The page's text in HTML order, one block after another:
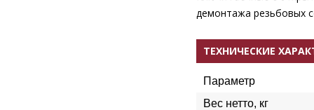
демонтажа резьбовых
ТЕХНИЧЕСКИЕ
Параметр
Вес нетто, кг